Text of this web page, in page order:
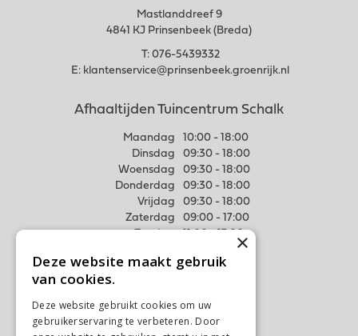
Mastlanddreef 9
4841 KJ Prinsenbeek (Breda)
T: 076-5439332
E: klantenservice@prinsenbeek.groenrijk.nl
Afhaaltijden Tuincentrum Schalk
Maandag
10:00 - 18:00
Dinsdag
09:30 - 18:00
Woensdag
09:30 - 18:00
Donderdag
09:30 - 18:00
Vrijdag
09:30 - 18:00
Zaterdag
09:00 - 17:00
Meer weten
Algemene voorwaarden
Privacy Statement
Disclaimer
×
Deze website maakt gebruik
van cookies.
Deze website gebruikt cookies om uw
gebruikerservaring te verbeteren. Door